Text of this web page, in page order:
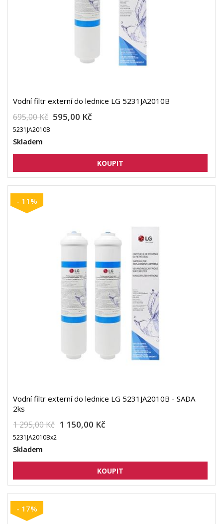
Vodní filtr externí do lednice LG 5231JA2010B
695,00 Kč 595,00 Kč
5231JA2010B
Skladem
- 11%
Vodní filtr externí do lednice LG 5231JA2010B - SADA
2ks
1 295,00 Kč 1 150,00 Kč
5231JA2010Bx2
Skladem
- 17%